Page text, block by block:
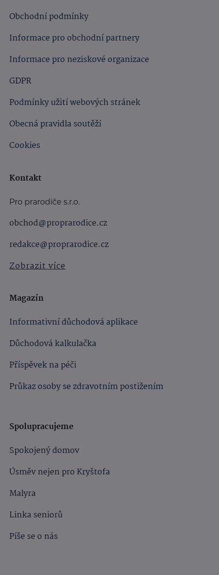
Obchodní podmínky
Informace pro obchodní partnery
Informace pro neziskové organizace
GDPR
Podmínky užití webových stránek
Obecná pravidla soutěží
Cookies
Kontakt
Pro prarodiče s.r.o.
obchod@proprarodice.cz
redakce@proprarodice.cz
Zobrazit více
Magazín
Informativní důchodová aplikace
Důchodová kalkulačka
Příspěvek na péči
Průkaz osoby se zdravotním postižením
Spolupracujeme
Spokojený domov
Úsměv nejen pro Kryštofa
Malyra
Linka seniorů
Píše se o nás